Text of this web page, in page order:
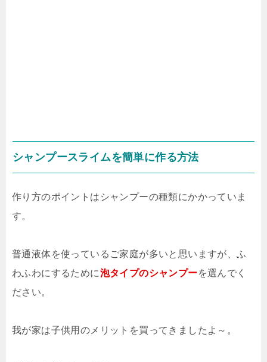
シャンプースライムを簡単に作る方法
作り方のポイントはシャンプーの種類にかかっていま
す。
普通液体を使っているご家庭が多いと思いますが、ふ
わふわにするために泡タイプのシャンプーを選んでく
ださい。
我が家は子供用のメリットを買ってきましたよ～。